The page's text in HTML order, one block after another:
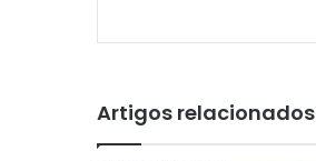
Artigos relacionados